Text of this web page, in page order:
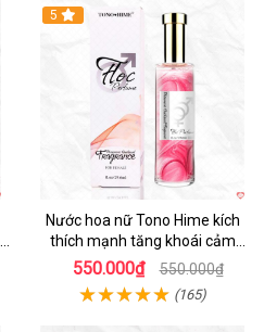
5
Nước hoa nữ Tono Hime kích
thích mạnh tăng khoái cảm
chàng mê
550.000₫ 550.000₫
(165)